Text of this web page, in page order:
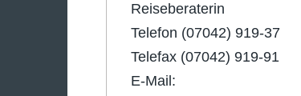
Reiseberaterin
Telefon (07042) 919-37
Telefax (07042) 919-91
E-Mail: